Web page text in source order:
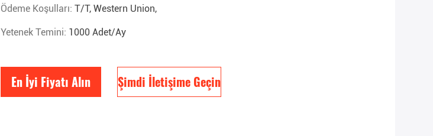
Ödeme Koşulları: T/T, Western Union,
Yetenek Temini: 1000 Adet/ay
En İyi Fiyatı Alın Şimdi İletişime Geçin